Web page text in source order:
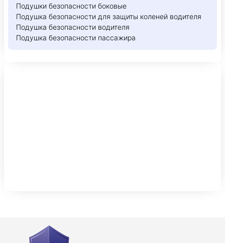
Подушки безопасности боковые
Подушка безопасности для защиты коленей водителя
Подушка безопасности водителя
Подушка безопасности пассажира